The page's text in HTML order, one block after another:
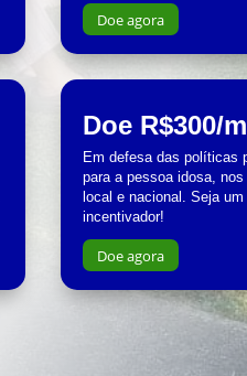
Doe agora
Doe R$300/
Em defesa das políticas
para a pessoa idosa,
local e nacional. Seja um
incentivador!
Doe agora